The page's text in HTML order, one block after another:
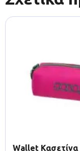
Wallet Κασετίνα